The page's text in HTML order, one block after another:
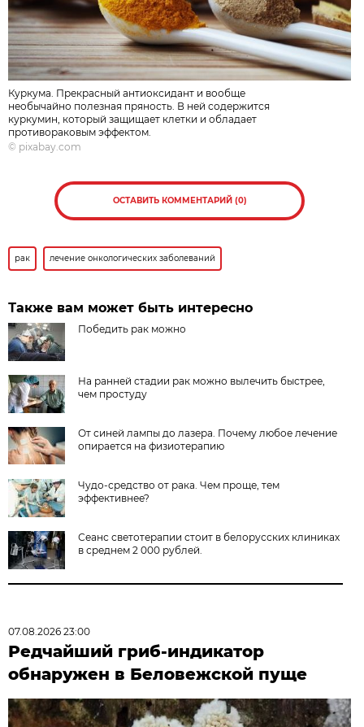
Куркума. Прекрасный антиоксидант и вообще
необычайно полезная пряность. В ней содержится
куркумин, который защищает клетки и обладает
противораковым эффектом.
© pixabay.com
ОСТАВИТЬ КОММЕНТАРИЙ (0)
рак лечение онкологических заболеваний
Также вам может быть интересно
Победить рак можно
На ранней стадии рак можно вылечить быстрее,
чем простуду
От синей лампы до лазера. Почему любое лечение
опирается на физиотерапию
Чудо-средство от рака. Чем проще, тем
эффективнее?
Сеанс светотерапии стоит в белорусских клиниках
в среднем 2 000 рублей.
07.08.2026 23:00
Редчайший гриб-индикатор
обнаружен в Беловежской пуще